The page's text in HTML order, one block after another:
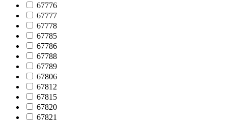
67776
67777
67778
67785
67786
67788
67789
67806
67812
67815
67820
67821